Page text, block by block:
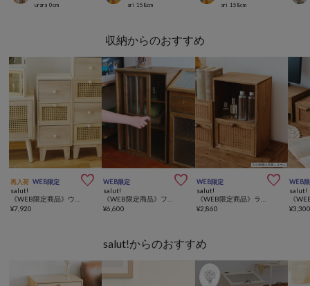
urara 0cm ari 158cm ari 158cm
収納からのおすすめ
再入荷 WEB限定 
salut!
¥7,920
WEB限定 
salut!
¥6,600
WEB限定 
salut!
¥2,860
WEB
salut!
¥
salut!からのおすすめ